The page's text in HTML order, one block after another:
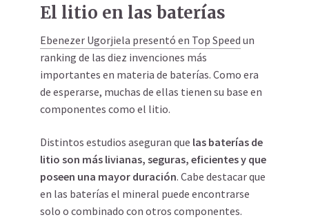
El litio en las baterías
Ebenezer Ugorjiela presentó en Top Speed un
ranking de las diez invenciones más
importantes en materia de baterías. Como era
de esperarse, muchas de ellas tienen su base en
componentes como el litio.
Distintos estudios aseguran que las baterías de
litio son más livianas, seguras, eficientes y que
poseen una mayor duración. Cabe destacar que
en las baterías el mineral puede encontrarse
solo o combinado con otros componentes.